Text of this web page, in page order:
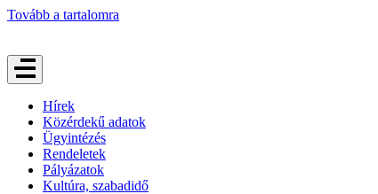
Tovább a tartalomra
Hírek
Közérdekű adatok
Ügyintézés
Rendeletek
Pályázatok
Kultúra, szabadidő